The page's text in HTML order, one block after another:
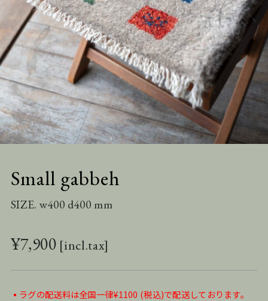
Small gabbeh
SIZE. w400 d400 mm
¥7,900
▪️ラグの配送料は全国一律¥1100 (税込)で配送しております。